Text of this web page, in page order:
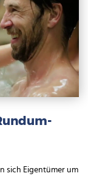
sich Eigentümer um